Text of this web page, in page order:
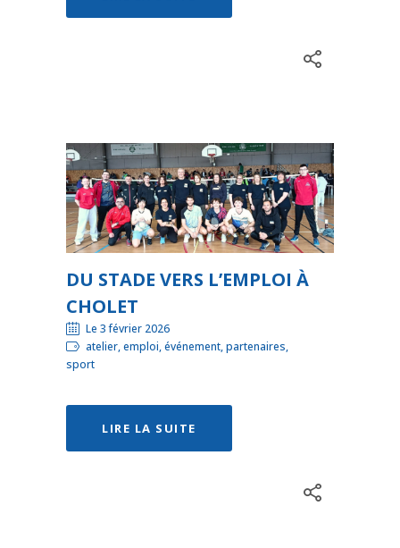
DU STADE VERS L’EMPLOI À
CHOLET
Le 3 février 2026
atelier, emploi, événement, partenaires,
sport
LIRE LA SUITE